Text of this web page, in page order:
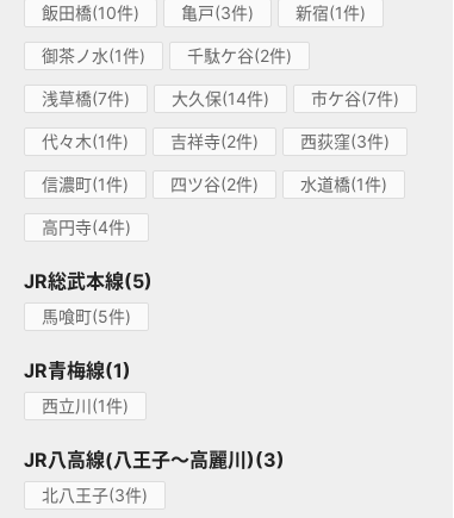
飯田橋(10件) 亀戸(3件) 新宿(1件)
御茶ノ水(1件) 千駄ケ谷(2件)
浅草橋(7件) 大久保(14件) 市ケ谷(7件)
代々木(1件) 吉祥寺(2件) 西荻窪(3件)
信濃町(1件) 四ツ谷(2件) 水道橋(1件)
高円寺(4件)
JR総武本線(5)
馬喰町(5件)
JR青梅線(1)
西立川(1件)
JR八高線(八王子～高麗川)(3)
北八王子(3件)